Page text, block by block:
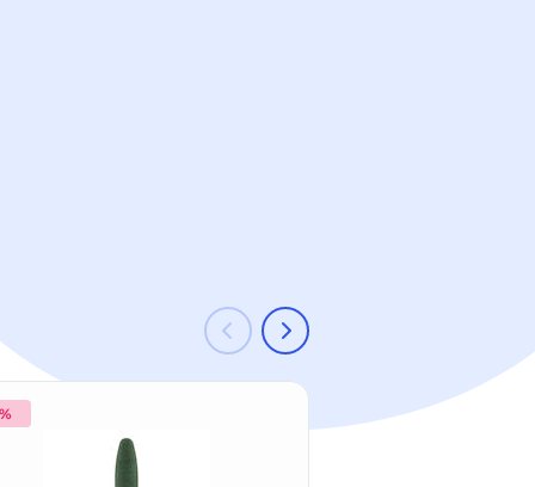
-11 %